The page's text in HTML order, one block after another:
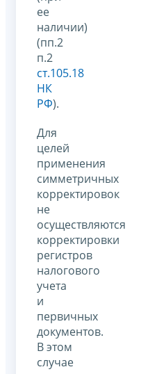
ее
наличии)
(пп.2
п.2
ст.105.18
НК
РФ).
Для
целей
применения
симметричных
корректировок
не
осуществляются
корректировки
регистров
налогового
учета
и
первичных
документов.
В этом
случае